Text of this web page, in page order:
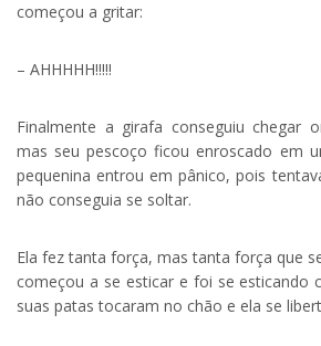
começou a gritar:
– AHHHHH!!!!!
Finalmente a girafa conseguiu chegar
mas seu pescoço ficou enroscado em
pequenina entrou em pânico, pois
não conseguia se soltar.
Ela fez tanta força, mas tanta força que
começou a se esticar e foi se esticando
suas patas tocaram no chão e ela se